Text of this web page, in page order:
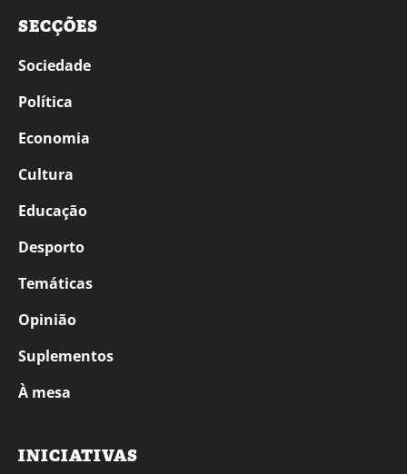
SECÇÕES
Sociedade
Política
Economia
Cultura
Educação
Desporto
Temáticas
Opinião
Suplementos
À mesa
INICIATIVAS